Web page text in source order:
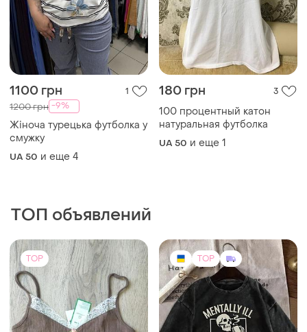
1100 грн 1
1200 грн -9%
Жіноча турецька футболка у
смужку
UA 50 и еще 4
180 грн 3
100 процентный катон
натуральная футболка
UA 50 и еще 1
ТОП объявлений
TOP TOP